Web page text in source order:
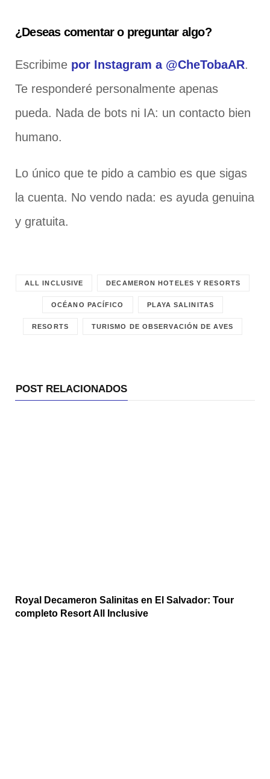
¿Deseas comentar o preguntar algo?
Escribime por Instagram a @CheTobaAR.
Te responderé personalmente apenas
pueda. Nada de bots ni IA: un contacto bien
humano.
Lo único que te pido a cambio es que sigas
la cuenta. No vendo nada: es ayuda genuina
y gratuita.
ALL INCLUSIVE DECAMERON HOTELES Y RESORTS
OCÉANO PACÍFICO PLAYA SALINITAS
RESORTS TURISMO DE OBSERVACIÓN DE AVES
POST RELACIONADOS
Royal Decameron Salinitas en El Salvador: Tour
completo Resort All Inclusive